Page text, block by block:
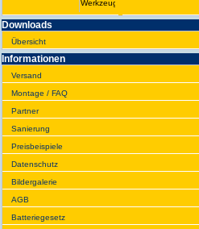
Downloads
Übersicht
Infor­ma­tionen
Versand
Montage / FAQ
Partner
Sanie­rung
Preis­beispiele
Daten­schutz
Bilder­galerie
AGB
Batte­rie­gesetz